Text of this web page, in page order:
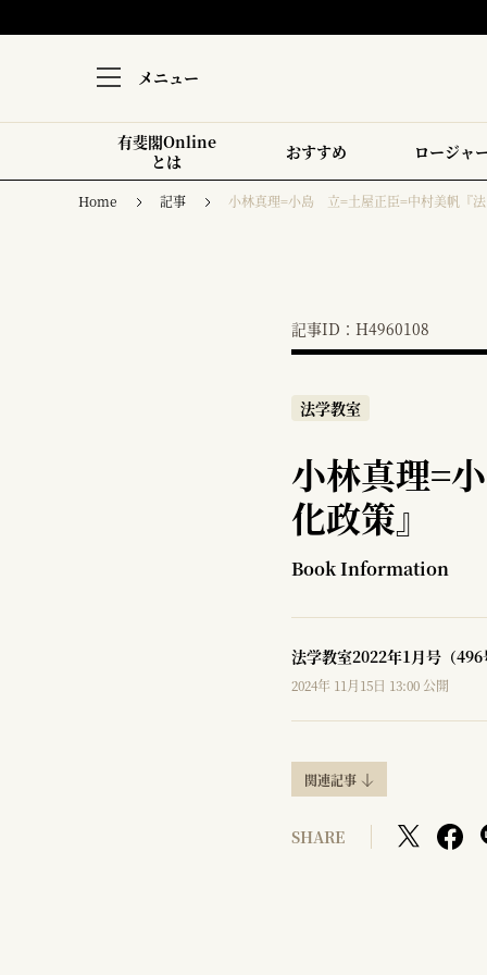
メニュー
有斐閣Online
とは
おすすめ ロージャ
Home 記事 小林真理=小島 立=土屋正臣=中村美帆『
記事ID：H4960108
法学教室
小林真理=
化政策』
Book Information
法学教室2022年1月号（496
2024年 11月15日 13:00 公開
関連記事
SHARE